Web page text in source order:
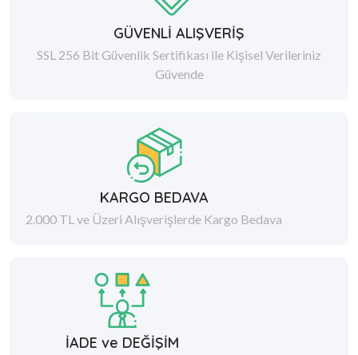
GÜVENLİ ALIŞVERİŞ
SSL 256 Bit Güvenlik Sertifikası ile Kişisel Verileriniz
Güvende
KARGO BEDAVA
2.000 TL ve Üzeri Alışverişlerde Kargo Bedava
İADE ve DEĞİŞİM